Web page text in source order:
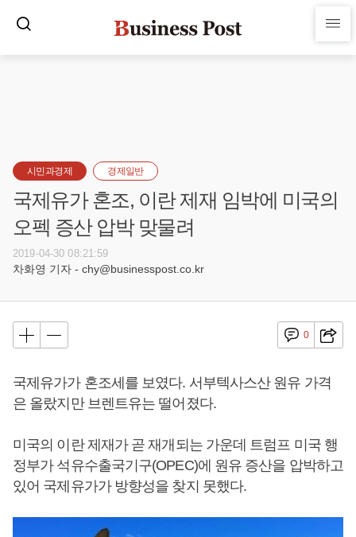
시민과경제 경제일반
국제유가 혼조, 이란 제재 임박에 미국의
오펙 증산 압박 맞물려
2019-04-30 08:21:59
차화영 기자 - chy@businesspost.co.kr
0
국제유가가 혼조세를 보였다. 서부텍사스산 원유 가격
은 올랐지만 브렌트유는 떨어졌다.
미국의 이란 제재가 곧 재개되는 가운데 트럼프 미국 행
정부가 석유수출국기구(OPEC)에 원유 증산을 압박하고
있어 국제유가가 방향성을 찾지 못했다.